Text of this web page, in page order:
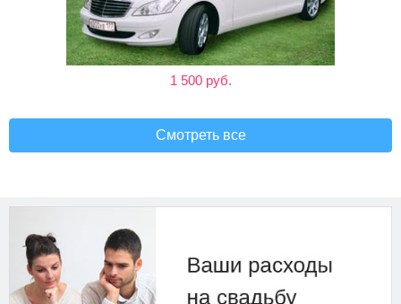
1 500 руб.
Смотреть все